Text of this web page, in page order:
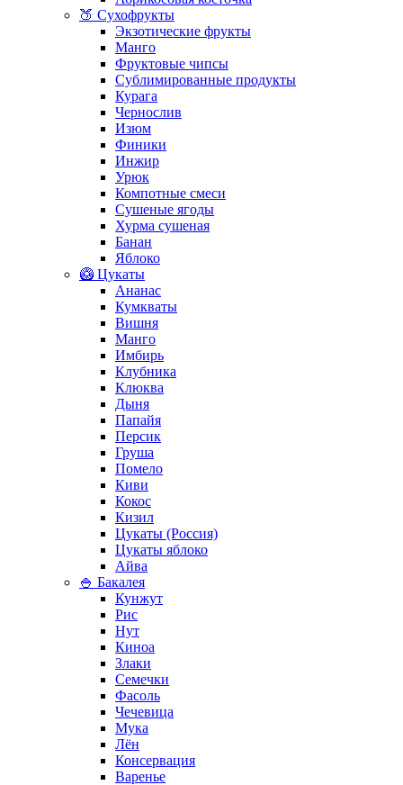
🍑 Сухофрукты
Экзотические фрукты
Манго
Фруктовые чипсы
Сублимированные продукты
Курага
Чернослив
Изюм
Финики
Инжир
Урюк
Компотные смеси
Сушеные ягоды
Хурма сушеная
Банан
Яблоко
🥝 Цукаты
Ананас
Кумкваты
Вишня
Манго
Имбирь
Клубника
Клюква
Дыня
Папайя
Персик
Груша
Помело
Киви
Кокос
Кизил
Цукаты (Россия)
Цукаты яблоко
Айва
🍚 Бакалея
Кунжут
Рис
Нут
Киноа
Злаки
Семечки
Фасоль
Чечевица
Мука
Лён
Консервация
Варенье